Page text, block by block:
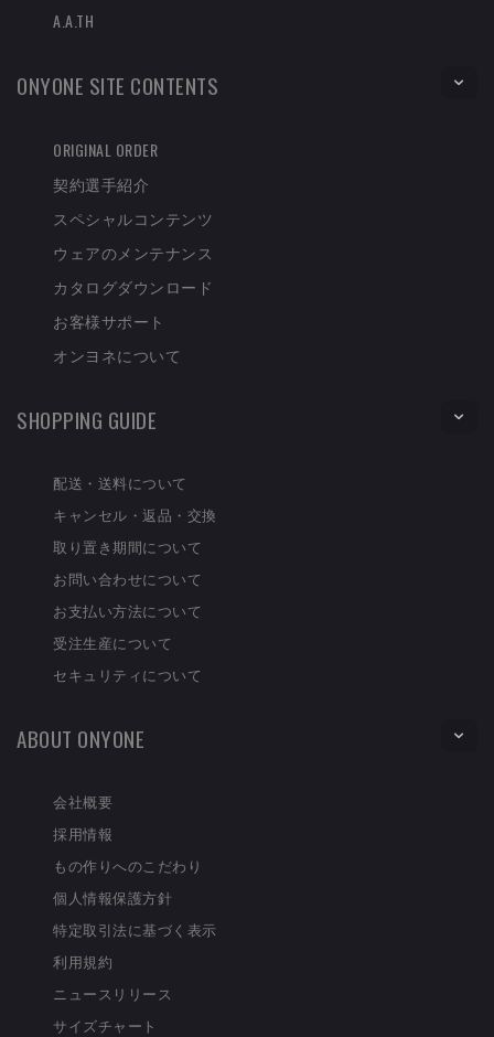
A.A.TH
ONYONE SITE CONTENTS
ORIGINAL ORDER
契約選手紹介
スペシャルコンテンツ
ウェアのメンテナンス
カタログダウンロード
お客様サポート
オンヨネについて
SHOPPING GUIDE
配送・送料について
キャンセル・返品・交換
取り置き期間について
お問い合わせについて
お支払い方法について
受注生産について
セキュリティについて
ABOUT ONYONE
会社概要
採用情報
もの作りへのこだわり
個人情報保護方針
特定取引法に基づく表示
利用規約
ニュースリリース
サイズチャート